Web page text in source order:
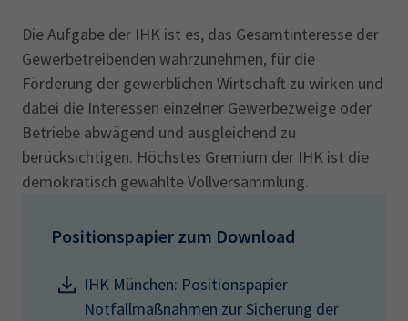
Die Aufgabe der IHK ist es, das Gesamtinteresse der
Gewerbetreibenden wahrzunehmen, für die
Förderung der gewerblichen Wirtschaft zu wirken und
dabei die Interessen einzelner Gewerbezweige oder
Betriebe abwägend und ausgleichend zu
berücksichtigen. Höchstes Gremium der IHK ist die
demokratisch gewählte Vollversammlung.
Positionspapier zum Download
IHK München: Positionspapier
Notfallmaßnahmen zur Sicherung der